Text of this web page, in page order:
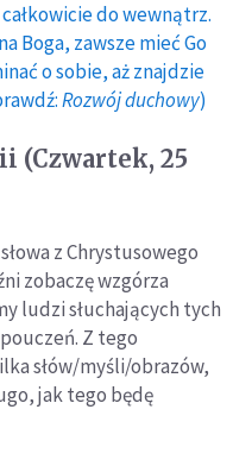
do wewnątrz.
Boga, zawsze mieć Go
o sobie, aż znajdzie
Rozwój duchowy)
(Czwartek, 25
z Chrystusowego
zobaczę wzgórza
ludzi słuchających tych
Z tego
słów/myśli/obrazów,
jak tego będę